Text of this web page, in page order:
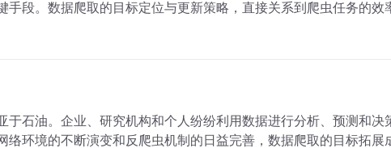
段。数据爬取的目标定位与更新策略，直接关系到爬虫任务的效
石油。企业、研究机构和个人纷纷利用数据进行分析、预测和决
环境的不断演变和反爬虫机制的日益完善，数据爬取的目标拓展